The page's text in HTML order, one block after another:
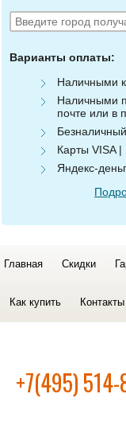
Варианты оплаты:
Наличными
Наличными
почте или в
Карты VISA |
Яндекс-
Главная Скидки
Как купить Контакты
+7(495)